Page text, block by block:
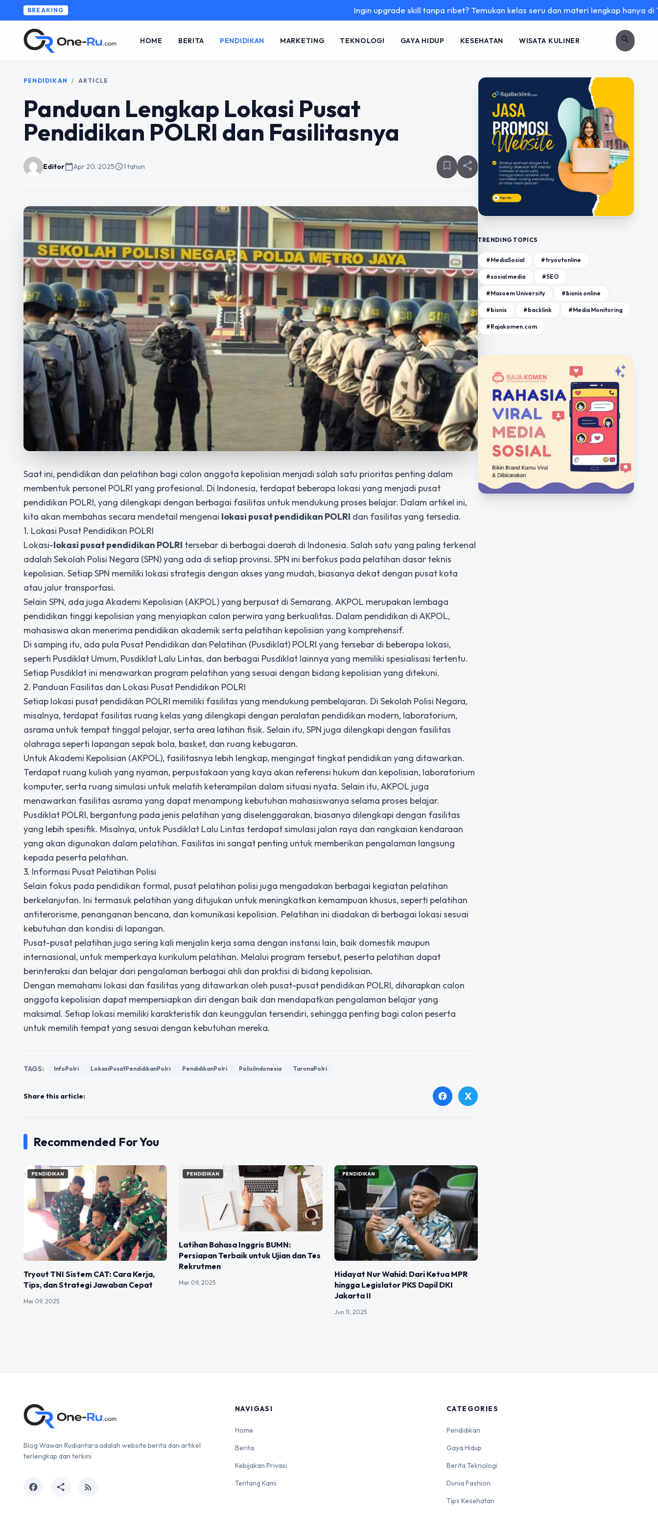
BREAKING Ingin upgrade skill tanpa ribet? Temukan kelas seru dan materi lengkap hanya di
HOME BERITA PENDIDIKAN MARKETING TEKNOLOGI GAYA HIDUP KESEHATAN WISATA KULINER search
PENDIDIKAN / ARTICLE
Panduan Lengkap Lokasi Pusat
Pendidikan POLRI dan Fasilitasnya
Editorcalendar_todayApr 20, 2025schedule1 tahun bookmark_border share
Saat ini, pendidikan dan pelatihan bagi calon anggota kepolisian menjadi salah satu prioritas penting dalam
membentuk personel POLRI yang profesional. Di Indonesia, terdapat beberapa lokasi yang menjadi pusat
pendidikan POLRI, yang dilengkapi dengan berbagai fasilitas untuk mendukung proses belajar. Dalam artikel ini,
kita akan membahas secara mendetail mengenai lokasi pusat pendidikan POLRI dan fasilitas yang tersedia.
1. Lokasi Pusat Pendidikan POLRI
Lokasi-lokasi pusat pendidikan POLRI tersebar di berbagai daerah di Indonesia. Salah satu yang paling terkenal
adalah Sekolah Polisi Negara (SPN) yang ada di setiap provinsi. SPN ini berfokus pada pelatihan dasar teknis
kepolisian. Setiap SPN memiliki lokasi strategis dengan akses yang mudah, biasanya dekat dengan pusat kota
atau jalur transportasi.
Selain SPN, ada juga Akademi Kepolisian (AKPOL) yang berpusat di Semarang. AKPOL merupakan lembaga
pendidikan tinggi kepolisian yang menyiapkan calon perwira yang berkualitas. Dalam pendidikan di AKPOL,
mahasiswa akan menerima pendidikan akademik serta pelatihan kepolisian yang komprehensif.
Di samping itu, ada pula Pusat Pendidikan dan Pelatihan (Pusdiklat) POLRI yang tersebar di beberapa lokasi,
seperti Pusdiklat Umum, Pusdiklat Lalu Lintas, dan berbagai Pusdiklat lainnya yang memiliki spesialisasi tertentu.
Setiap Pusdiklat ini menawarkan program pelatihan yang sesuai dengan bidang kepolisian yang ditekuni.
2. Panduan Fasilitas dan Lokasi Pusat Pendidikan POLRI
Setiap lokasi pusat pendidikan POLRI memiliki fasilitas yang mendukung pembelajaran. Di Sekolah Polisi Negara,
misalnya, terdapat fasilitas ruang kelas yang dilengkapi dengan peralatan pendidikan modern, laboratorium,
asrama untuk tempat tinggal pelajar, serta area latihan fisik. Selain itu, SPN juga dilengkapi dengan fasilitas
olahraga seperti lapangan sepak bola, basket, dan ruang kebugaran.
Untuk Akademi Kepolisian (AKPOL), fasilitasnya lebih lengkap, mengingat tingkat pendidikan yang ditawarkan.
Terdapat ruang kuliah yang nyaman, perpustakaan yang kaya akan referensi hukum dan kepolisian, laboratorium
komputer, serta ruang simulasi untuk melatih keterampilan dalam situasi nyata. Selain itu, AKPOL juga
menawarkan fasilitas asrama yang dapat menampung kebutuhan mahasiswanya selama proses belajar.
Pusdiklat POLRI, bergantung pada jenis pelatihan yang diselenggarakan, biasanya dilengkapi dengan fasilitas
yang lebih spesifik. Misalnya, untuk Pusdiklat Lalu Lintas terdapat simulasi jalan raya dan rangkaian kendaraan
yang akan digunakan dalam pelatihan. Fasilitas ini sangat penting untuk memberikan pengalaman langsung
kepada peserta pelatihan.
3. Informasi Pusat Pelatihan Polisi
Selain fokus pada pendidikan formal, pusat pelatihan polisi juga mengadakan berbagai kegiatan pelatihan
berkelanjutan. Ini termasuk pelatihan yang ditujukan untuk meningkatkan kemampuan khusus, seperti pelatihan
antiterorisme, penanganan bencana, dan komunikasi kepolisian. Pelatihan ini diadakan di berbagai lokasi sesuai
kebutuhan dan kondisi di lapangan.
Pusat-pusat pelatihan juga sering kali menjalin kerja sama dengan instansi lain, baik domestik maupun
internasional, untuk memperkaya kurikulum pelatihan. Melalui program tersebut, peserta pelatihan dapat
berinteraksi dan belajar dari pengalaman berbagai ahli dan praktisi di bidang kepolisian.
Dengan memahami lokasi dan fasilitas yang ditawarkan oleh pusat-pusat pendidikan POLRI, diharapkan calon
anggota kepolisian dapat mempersiapkan diri dengan baik dan mendapatkan pengalaman belajar yang
maksimal. Setiap lokasi memiliki karakteristik dan keunggulan tersendiri, sehingga penting bagi calon peserta
untuk memilih tempat yang sesuai dengan kebutuhan mereka.
TAGS: InfoPolri LokasiPusatPendidikanPolri PendidikanPolri PolisiIndonesia TarunaPolri
Share this article: facebook X
Recommended For You
PENDIDIKAN
Tryout TNI Sistem CAT: Cara Kerja,
Tips, dan Strategi Jawaban Cepat
Mei 09, 2025
PENDIDIKAN
Latihan Bahasa Inggris BUMN:
Persiapan Terbaik untuk Ujian dan Tes
Rekrutmen
Mar 09, 2025
PENDIDIKAN
Hidayat Nur Wahid: Dari Ketua MPR
hingga Legislator PKS Dapil DKI
Jakarta II
Jun 11, 2025
TRENDING TOPICS
#MediaSosial #tryoutonline
#sosial media #SEO
#Masoem University #bisnis online
#bisnis #backlink #Media Monitoring
#Rajakomen.com
Blog Wawan Rudiantara adalah website berita dan artikel
terlengkap dan terkini
facebook share rss_feed
NAVIGASI
Home
Berita
Kebijakan Privasi
Tentang Kami
CATEGORIES
Pendidikan
Gaya Hidup
Berita Teknologi
Dunia Fashion
Tips Kesehatan